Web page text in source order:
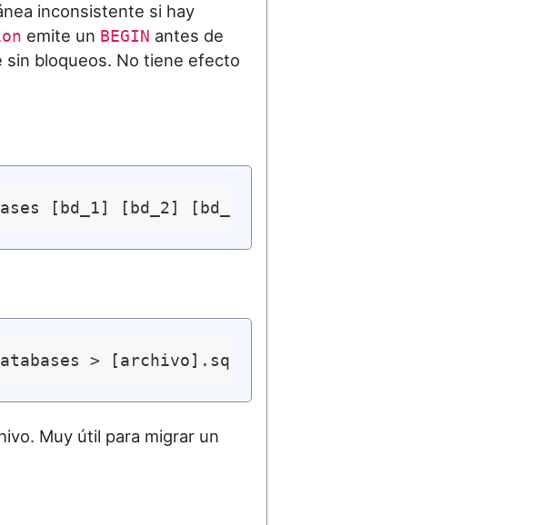
inconsistente si hay
emite un BEGIN antes de
bloqueos. No tiene efecto
Muy útil para migrar un